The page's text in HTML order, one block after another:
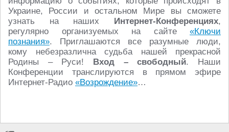
Украине, России и остальном Мире вы сможете
узнать на наших Интернет-Конференциях,
регулярно организуемых на сайте «Ключи
познания». Приглашаются все разумные люди,
кому небезразлична судьба нашей прекрасной
Родины – Руси! Вход – свободный. Наши
Конференции транслируются в прямом эфире
Интернет-Радио «Возрождение»…